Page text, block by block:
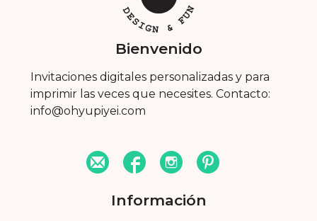
Bienvenido
Invitaciones digitales personalizadas y para
imprimir las veces que necesites. Contacto:
info@ohyupiyei.com
Información